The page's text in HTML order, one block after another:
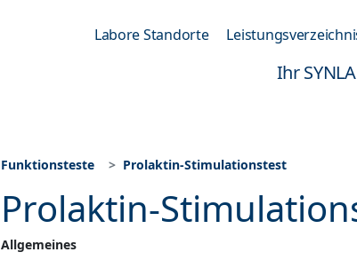
Labore Standorte
Ihr
Funktionsteste Prolaktin-Stimulationstest
Prolaktin-
Allgemeines